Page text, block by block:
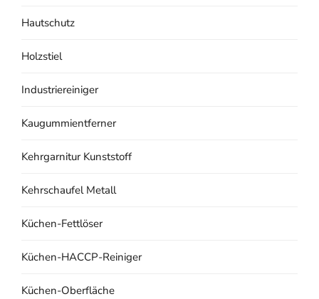
Hautschutz
Holzstiel
Industriereiniger
Kaugummientferner
Kehrgarnitur Kunststoff
Kehrschaufel Metall
Küchen-Fettlöser
Küchen-HACCP-Reiniger
Küchen-Oberfläche